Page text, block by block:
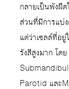
กลายเป็นพังผื
ส่วนที่มีการแบ่
แต่ว่าเซลล์ที่อ
รังสีสูงมาก โ
Parotid และ